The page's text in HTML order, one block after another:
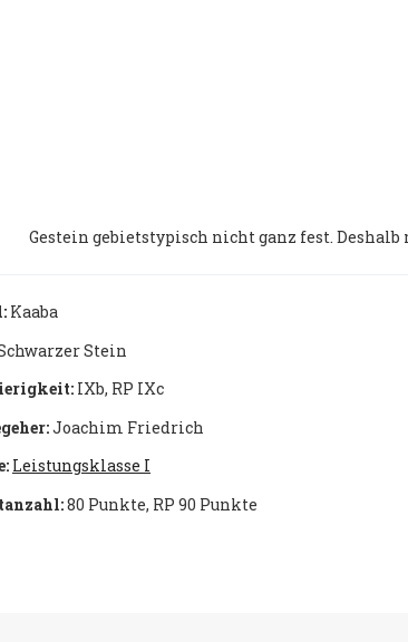
Gestein gebietstypisch nicht ganz fest.
Kaaba
Stein
IXb, RP IXc
Joachim Friedrich
Leistungsklasse I
80 Punkte, RP 90 Punkte